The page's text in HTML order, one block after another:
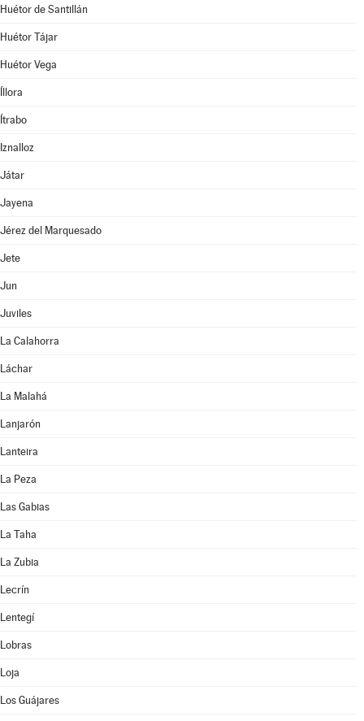
Huétor de Santillán
Huétor Tájar
Huétor Vega
Íllora
Ítrabo
Iznalloz
Játar
Jayena
Jérez del Marquesado
Jete
Jun
Juviles
La Calahorra
Láchar
La Malahá
Lanjarón
Lanteira
La Peza
Las Gabias
La Taha
La Zubia
Lecrín
Lentegí
Lobras
Loja
Los Guájares